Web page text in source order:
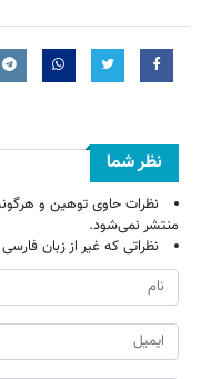
نظر شما
نظرات حاوی توهین و
منتشر نمی‌شود.
نظراتی که غیر از زبان